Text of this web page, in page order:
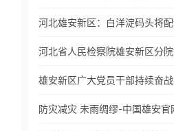
河北雄安新区：白洋淀码头将
河北省人民检察院雄安新区分
雄安新区广大党员干部持续奋
防灾减灾 未雨绸缪-中国雄安官